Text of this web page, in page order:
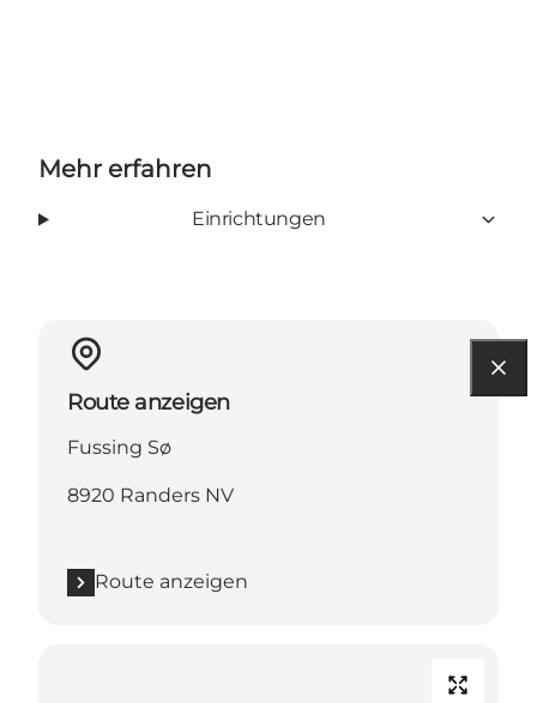
Mehr erfahren
Einrichtungen
Route anzeigen
Fussing Sø
8920 Randers NV
Route anzeigen